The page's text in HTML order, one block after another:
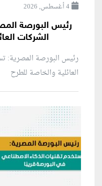
4 أغسطس, 2026
رئيس البورصة
الشركات
رئيس البورصة المصرية:
العائلية والخاصة للطرح